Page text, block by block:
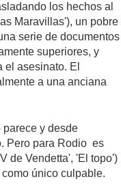
los hechos al
Maravillas'), un pobre
serie de documentos
superiores, y
asesinato. El
a una anciana
parece y desde
Pero para Rodio es
de Vendetta', 'El topo')
único culpable.